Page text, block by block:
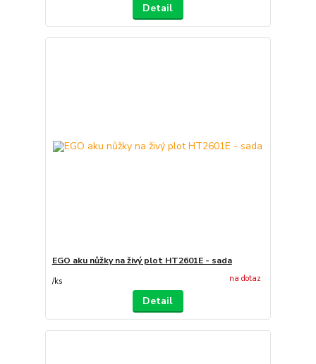
Detail
EGO aku nůžky na živý plot HT2601E - sada
/ks na dotaz
Detail